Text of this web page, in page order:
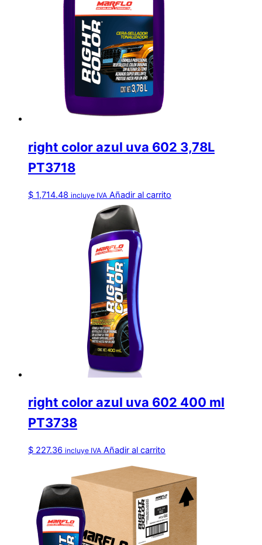
right color azul uva 602 3,78L
PT3718
$ 1,714.48 incluye IVA Añadir al carrito
right color azul uva 602 400 ml
PT3738
$ 227.36 incluye IVA Añadir al carrito